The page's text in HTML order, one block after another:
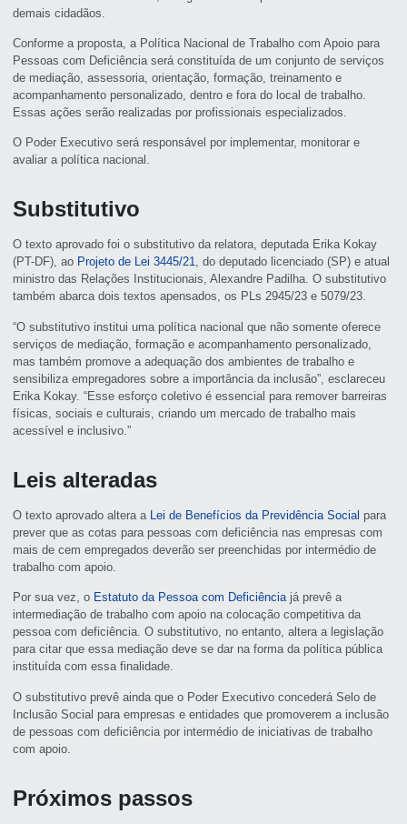
demais cidadãos.
Conforme a proposta, a Política Nacional de Trabalho com Apoio para
Pessoas com Deficiência será constituída de um conjunto de serviços
de mediação, assessoria, orientação, formação, treinamento e
acompanhamento personalizado, dentro e fora do local de trabalho.
Essas ações serão realizadas por profissionais especializados.
O Poder Executivo será responsável por implementar, monitorar e
avaliar a política nacional.
Substitutivo
O texto aprovado foi osubstitutivo da relatora, deputada Erika Kokay
(PT-DF), ao Projeto de Lei 3445/21, do deputado licenciado (SP) e atual
ministro das Relações Institucionais, Alexandre Padilha. O substitutivo
também abarca dois textosapensados, os PLs 2945/23 e 5079/23.
“O substitutivo institui uma política nacional que não somente oferece
serviços de mediação, formação e acompanhamento personalizado,
mas também promove a adequação dos ambientes de trabalho e
sensibiliza empregadores sobre a importância da inclusão”, esclareceu
Erika Kokay. “Esse esforço coletivo é essencial para remover barreiras
físicas, sociais e culturais, criando um mercado de trabalho mais
acessível e inclusivo.”
Leis alteradas
O texto aprovado altera a Lei de Benefícios da Previdência Social para
prever que as cotas para pessoas com deficiência nas empresas com
mais de cem empregados deverão ser preenchidas por intermédio de
trabalho com apoio.
Por sua vez, o Estatuto da Pessoa com Deficiênciajá prevê a
intermediação de trabalho com apoio na colocação competitiva da
pessoa com deficiência. O substitutivo, no entanto, altera a legislação
para citar que essa mediação deve se dar na forma da política pública
instituída com essa finalidade.
O substitutivo prevê ainda que o Poder Executivo concederá Selo de
Inclusão Social para empresas e entidades que promoverem a inclusão
de pessoas com deficiência por intermédio de iniciativas de trabalho
com apoio.
Próximos passos